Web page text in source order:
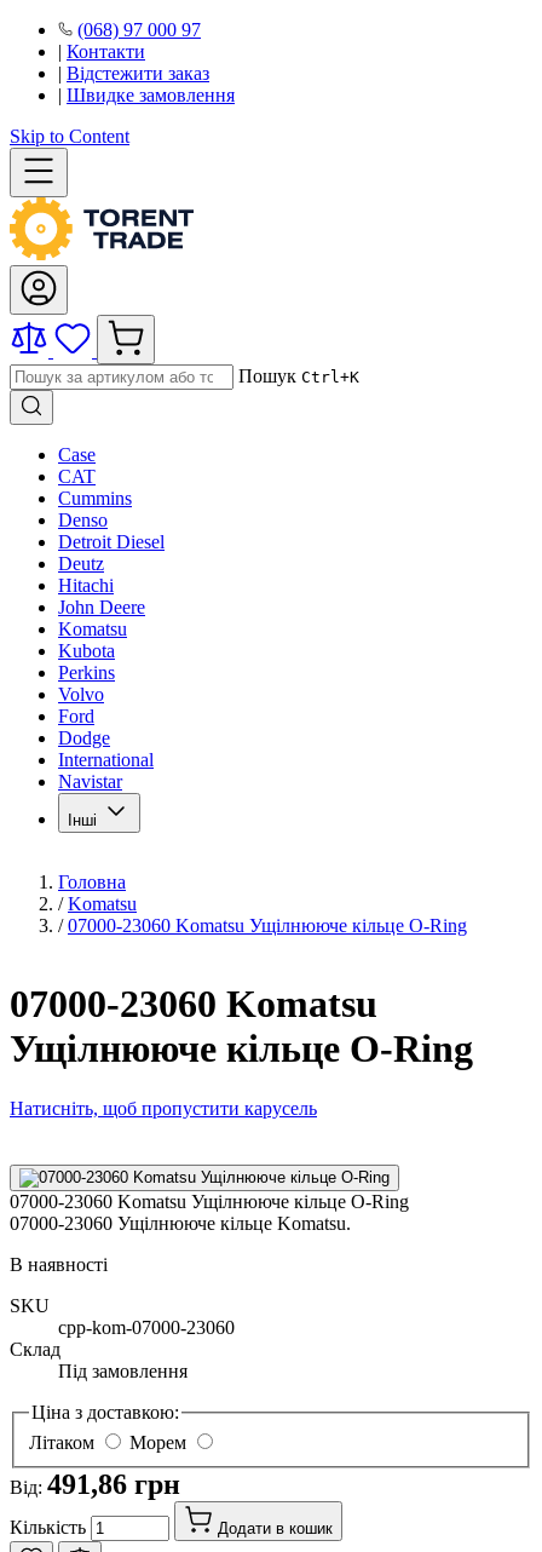
(068) 97 000 97
| Контакти
| Відстежити заказ
| Швидке замовлення
Skip to Content
Пошук Ctrl+K
Case
CAT
Cummins
Denso
Detroit Diesel
Deutz
Hitachi
John Deere
Komatsu
Kubota
Perkins
Volvo
Ford
Dodge
International
Navistar
Інші
Головна
/ Komatsu
/ 07000-23060 Komatsu Ущілнююче кільце O-Ring
07000-23060 Komatsu
Ущілнююче кільце O-Ring
Натисніть, щоб пропустити карусель
07000-23060 Komatsu Ущілнююче кільце O-Ring
07000-23060 Ущілнююче кільце Komatsu.
В наявності
SKU
cpp-kom-07000-23060
Склад
Під замовлення
Ціна з доставкою:
Літаком
Морем
Від: 491,86 грн
Кількість Додати в кошик